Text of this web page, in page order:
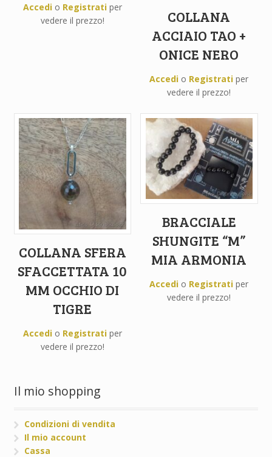
Accedio Registratiper
vedere il prezzo!
COLLANA
ACCIAIO TAO +
ONICE NERO
Accedi o Registrati per
vedere il prezzo!
COLLANA SFERA
SFACCETTATA 10
MM OCCHIO DI
TIGRE
Accedio Registratiper
vedere il prezzo!
BRACCIALE
SHUNGITE “M”
MIA ARMONIA
Accedi o Registrati per
vedere il prezzo!
Il mio shopping
Condizioni di vendita
Il mio account
Cassa